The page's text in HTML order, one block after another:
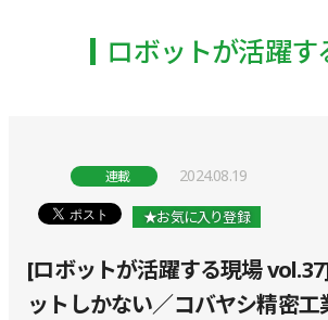
ロボットが活躍す
連載 2024.08.19
★お気に入り登録
[ロボットが活躍する現場
ットしかない／コバヤシ精密工